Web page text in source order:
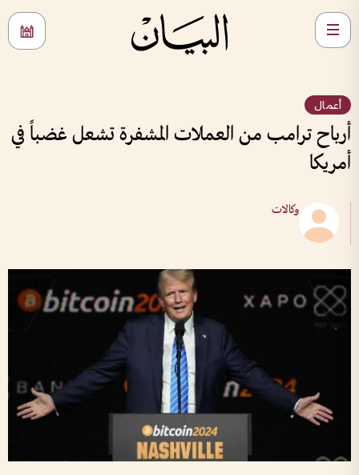
أعمال
أرباح ترامب من العملات المشفرة تشعل غضباً في
أمريكا
وكالات